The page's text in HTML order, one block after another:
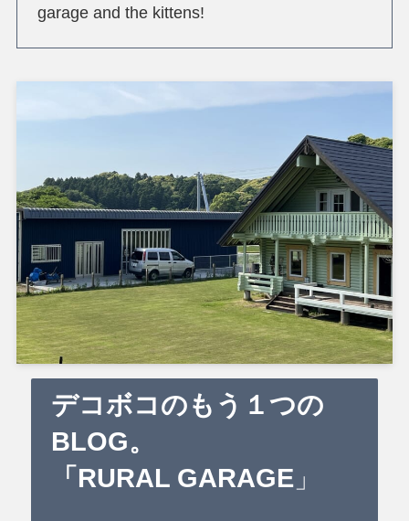
garage and the kittens!
デコボコのもう１つの
BLOG。
「RURAL GARAGE 」